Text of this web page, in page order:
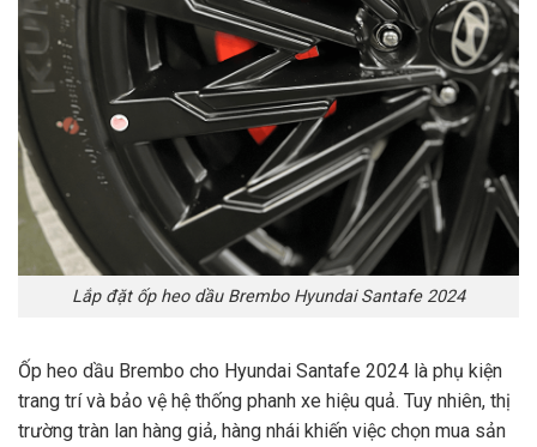
Lắp đặt ốp heo dầu Brembo Hyundai Santafe 2024
Ốp heo dầu Brembo cho Hyundai Santafe 2024 là phụ kiện
trang trí và bảo vệ hệ thống phanh xe hiệu quả. Tuy nhiên, thị
trường tràn lan hàng giả, hàng nhái khiến việc chọn mua sản